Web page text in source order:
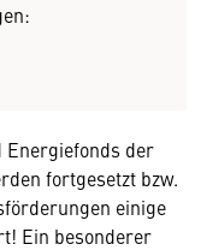
der
fortgesetzt bzw.
einige
Ein besonderer